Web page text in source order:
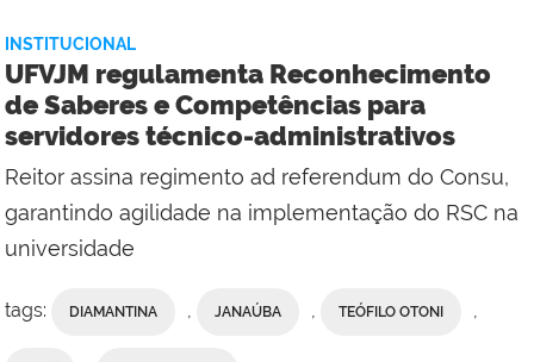
INSTITUCIONAL
UFVJM regulamenta Reconhecimento
de Saberes e Competências para
servidores técnico-administrativos
Reitor assina regimento ad referendum do Consu,
garantindo agilidade na implementação do RSC na
universidade
tags: DIAMANTINA JANAÚBA TEÓFILO OTONI